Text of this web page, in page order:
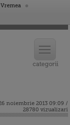
Vremea
noiembrie 2013 09:09 /
28780 vizualizari